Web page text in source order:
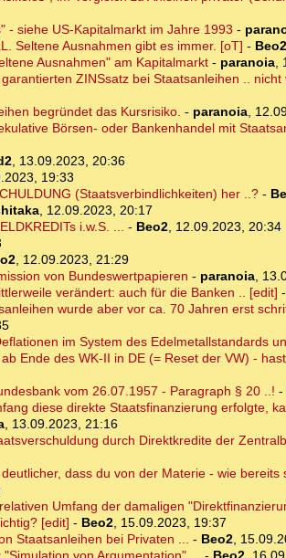
- siehe US-Kapitalmarkt im Jahre 1993 -
Seltene Ausnahmen gibt es immer. [oT] - Beo2
Ausnahmen" am Kapitalmarkt- paranoia,
ZINSsatz bei Staatsanleihen ..
begründet das Kursrisiko. - paranoia,
Börsen- oder Bankenhandel mit
, 13.09.2023, 20:36
19:33
(Staatsverbindlichkeiten) her ..?-
, 12.09.2023, 20:17
i.w.S. ... - Beo2, 12.09.2023, 20:34
, 12.09.2023, 21:29
von Bundeswertpapieren - paranoia,
verändert: auch für die Banken .. [edit] -
wurde aber vor ca. 70 Jahren erst
im System des Edelmetallstandards
Ende des WK-II in DE (= Reset der VW) -
vom 26.07.1957 - Paragraph § 20 ..! -
diese direkte Staatsfinanzierung erfolgte,
, 13.09.2023, 21:16
durch Direktkredite der
dass du von der Materie - wie
Umfang der damaligen
[edit] - Beo2, 15.09.2023, 19:37
Staatsanleihen bei Privaten ... - Beo2,